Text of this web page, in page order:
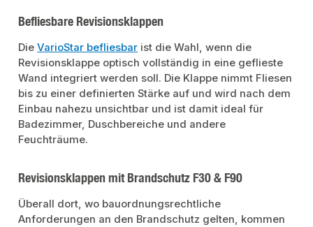
Befliesbare Revisionsklappen
DieVarioStar befliesbar ist die Wahl, wenn die
Revisionsklappe optisch vollständig in eine geflieste
Wand integriert werden soll. Die Klappe nimmt Fliesen
bis zu einer definierten Stärke auf und wird nach dem
Einbau nahezu unsichtbar und ist damit ideal für
Badezimmer, Duschbereiche und andere
Feuchträume.
Revisionsklappen mit Brandschutz F30 & F90
Überall dort, wo bauordnungsrechtliche
Anforderungen an den Brandschutz gelten, kommen